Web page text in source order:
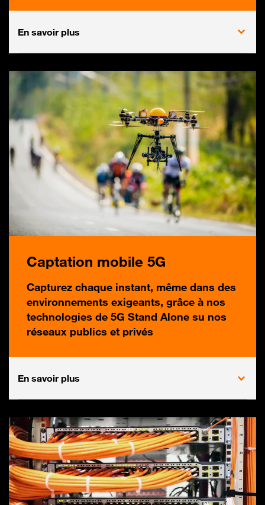
En savoir plus
Captation mobile 5G
Capturez chaque instant, même dans des
environnements exigeants, grâce à nos
technologies de 5G Stand Alone su nos
réseaux publics et privés
En savoir plus